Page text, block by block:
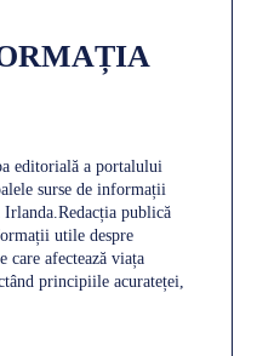
editorială a portalului
surse de informații
publică
utile despre
care afectează viața
principiile acurateței,